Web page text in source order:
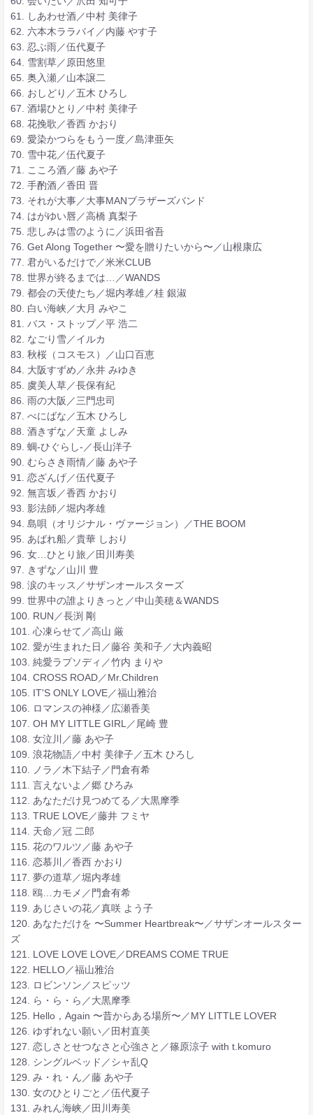
61. しあわせ酒／中村 美律子
62. 六本木ララバイ／内藤 やす子
63. 忍ぶ雨／伍代夏子
64. 雪割草／原田悠里
65. 奥入瀬／山本譲二
66. おしどり／五木 ひろし
67. 酒場ひとり／中村 美律子
68. 花挽歌／香西 かおり
69. 愛染かつらをもう一度／島津亜矢
70. 雪中花／伍代夏子
71. こころ酒／藤 あや子
72. 手酌酒／香田 晋
73. それが大事／大事MANブラザーズバンド
74. はがゆい唇／高橋 真梨子
75. 悲しみは雪のように／浜田省吾
76. Get Along Together 〜愛を贈りたいから〜／山根康広
77. 君がいるだけで／米米CLUB
78. 世界が終るまでは…／WANDS
79. 都会の天使たち／堀内孝雄／桂 銀淑
80. 白い海峡／大月 みやこ
81. バス・ストップ／平 浩二
82. なごり雪／イルカ
83. 秋桜（コスモス）／山口百恵
84. 大阪すずめ／永井 みゆき
85. 虞美人草／長保有紀
86. 雨の大阪／三門忠司
87. べにばな／五木 ひろし
88. 酒きずな／天童 よしみ
89. 蜩-ひぐらし-／長山洋子
90. むらさき雨情／藤 あや子
91. 恋ざんげ／伍代夏子
92. 無言坂／香西 かおり
93. 影法師／堀内孝雄
94. 島唄（オリジナル・ヴァージョン）／THE BOOM
95. あばれ船／貴華 しおり
96. 女…ひとり旅／田川寿美
97. きずな／山川 豊
98. 涙のキッス／サザンオールスターズ
99. 世界中の誰よりきっと／中山美穂＆WANDS
100. RUN／長渕 剛
101. 心凍らせて／高山 厳
102. 愛が生まれた日／藤谷 美和子／大内義昭
103. 純愛ラプソディ／竹内 まりや
104. CROSS ROAD／Mr.Children
105. IT'S ONLY LOVE／福山雅治
106. ロマンスの神様／広瀬香美
107. OH MY LITTLE GIRL／尾崎 豊
108. 女泣川／藤 あや子
109. 浪花物語／中村 美律子／五木 ひろし
110. ノラ／木下結子／門倉有希
111. 言えないよ／郷 ひろみ
112. あなただけ見つめてる／大黒摩季
113. TRUE LOVE／藤井 フミヤ
114. 天命／冠 二郎
115. 花のワルツ／藤 あや子
116. 恋慕川／香西 かおり
117. 夢の道草／堀内孝雄
118. 鴎…カモメ／門倉有希
119. あじさいの花／真咲 よう子
120. あなただけを 〜Summer Heartbreak〜／サザンオールスター
ズ
121. LOVE LOVE LOVE／DREAMS COME TRUE
122. HELLO／福山雅治
123. ロビンソン／スピッツ
124. ら・ら・ら／大黒摩季
125. Hello，Again 〜昔からある場所〜／MY LITTLE LOVER
126. ゆずれない願い／田村直美
127. 恋しさとせつなさと心強さと／篠原涼子 with t.komuro
128. シングルベッド／シャ乱Q
129. み・れ・ん／藤 あや子
130. 女のひとりごと／伍代夏子
131. みれん海峡／田川寿美